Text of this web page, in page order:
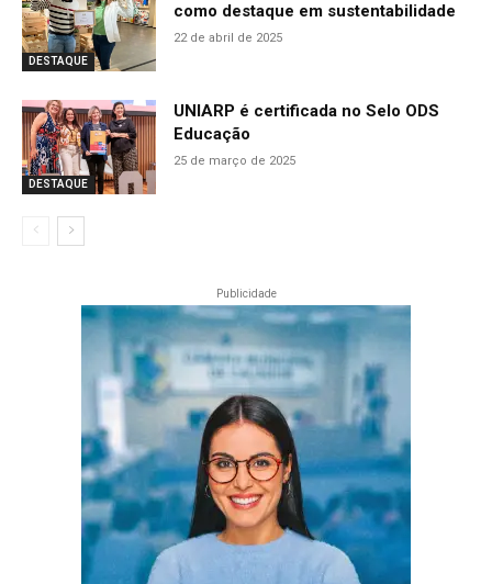
DESTAQUE
como destaque em sustentabilidade
22 de abril de 2025
DESTAQUE
UNIARP é certificada no Selo ODS
Educação
25 de março de 2025
Publicidade